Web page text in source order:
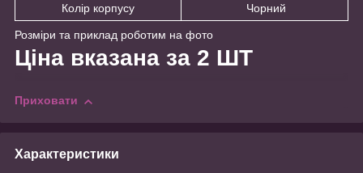
Колір корпусу
Чорний
Розміри та приклад роботим на фото
Ціна вказана за 2 ШТ
Приховати
Характеристики